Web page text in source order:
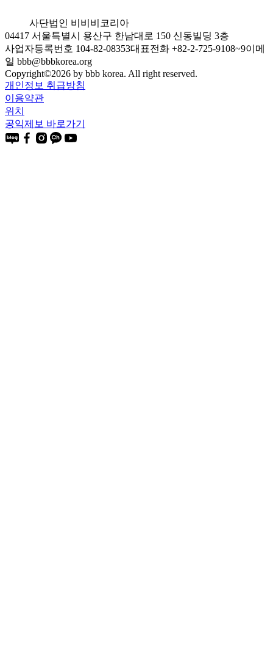
사단법인 비비비코리아
04417 서울특별시 용산구 한남대로 150 신동빌딩 3층
사업자등록번호 104-82-08353대표전화 +82-2-725-9108~9이메
일 bbb@bbbkorea.org
Copyright©2026 by bbb korea. All right reserved.
개인정보 취급방침
이용약관
위치
공익제보 바로가기